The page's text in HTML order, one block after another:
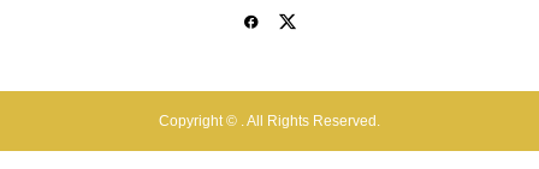
Copyright © . All Rights Reserved.